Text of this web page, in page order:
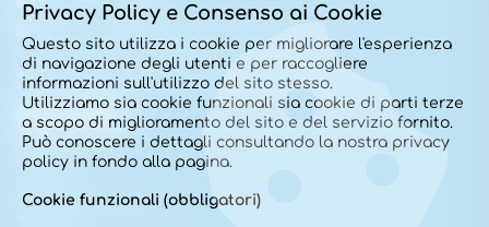
Privacy Policy e Consenso ai Cookie
Questo sito utilizza i cookie per migliorare l'esperienza
di navigazione degli utenti e per raccogliere
informazioni sull'utilizzo del sito stesso.
Utilizziamo sia cookie funzionali sia cookie di parti terze
a scopo di miglioramento del sito e del servizio fornito.
Può conoscere i dettagli consultando la nostra privacy
policy in fondo alla pagina.
Cookie funzionali (obbligatori)
ginecologo@dottoralessiorusso.it
Via Paolo Bembo 26
Dossobuono – Villafranca di Verona
Home
Chi sono
Approfondimenti